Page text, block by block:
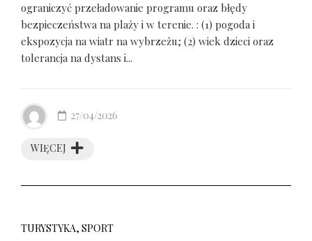
ograniczyć przeładowanie programu oraz błędy
bezpieczeństwa na plaży i w terenie. : (1) pogoda i
ekspozycja na wiatr na wybrzeżu; (2) wiek dzieci oraz
tolerancja na dystans i...
WIĘCEJ
27/04/2026
TURYSTYKA, SPORT